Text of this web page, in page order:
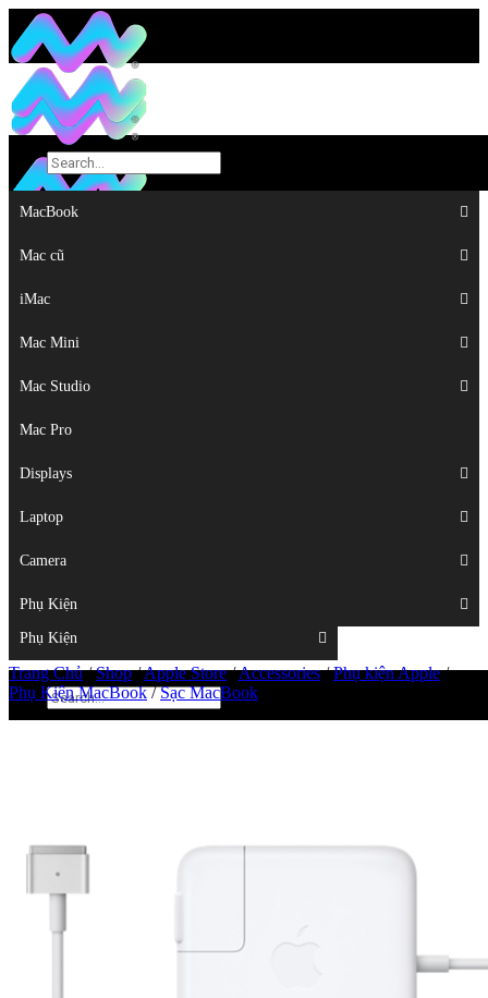
MacBook
Mac cũ
iMac
Mac Mini
Mac Studio
Mac Pro
Displays
Laptop
Camera
Phụ Kiện
MacBook
Mac cũ
iMac
Mac Mini
Mac Studio
Mac Pro
Displays
Laptop
Camera
Phụ Kiện
Top
Trang Chủ/Shop/Apple Store/Accessories/Phụ kiện Apple/
Phụ Kiện MacBook/Sạc MacBook